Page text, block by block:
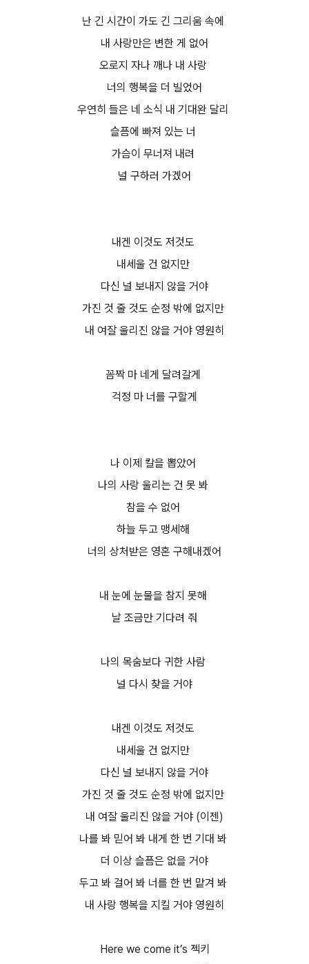
난 긴 시간이 가도 긴 그리움 속에
내 사랑만은 변한 게 없어
오로지 자나 깨나 내 사랑
너의 행복을 더 빌었어
우연히 들은 네 소식 내 기대완 달리
슬픔에 빠져 있는 너
가슴이 무너져 내려
널 구하러 가겠어
내겐 이것도 저것도
내세울 건 없지만
다신 널 보내지 않을 거야
가진 것 줄 것도 순정 밖에 없지만
내 여잘 울리진 않을 거야 영원히
꼼짝 마 네게 달려갈게
걱정 마 너를 구할게
나 이제 칼을 뽑았어
나의 사랑 울리는 건 못 봐
참을 수 없어
하늘 두고 맹세해
너의 상처받은 영혼 구해내겠어
내 눈에 눈물을 참지 못해
날 조금만 기다려 줘
나의 목숨보다 귀한 사람
널 다시 찾을 거야
내겐 이것도 저것도
내세울 건 없지만
다신 널 보내지 않을 거야
가진 것 줄 것도 순정 밖에 없지만
내 여잘 울리진 않을 거야 (이젠)
나를 봐 믿어 봐 내게 한 번 기대 봐
더 이상 슬픔은 없을 거야
두고 봐 걸어 봐 너를 한 번 맡겨 봐
내 사랑 행복을 지킬 거야 영원히
Here we come it’s 젝키